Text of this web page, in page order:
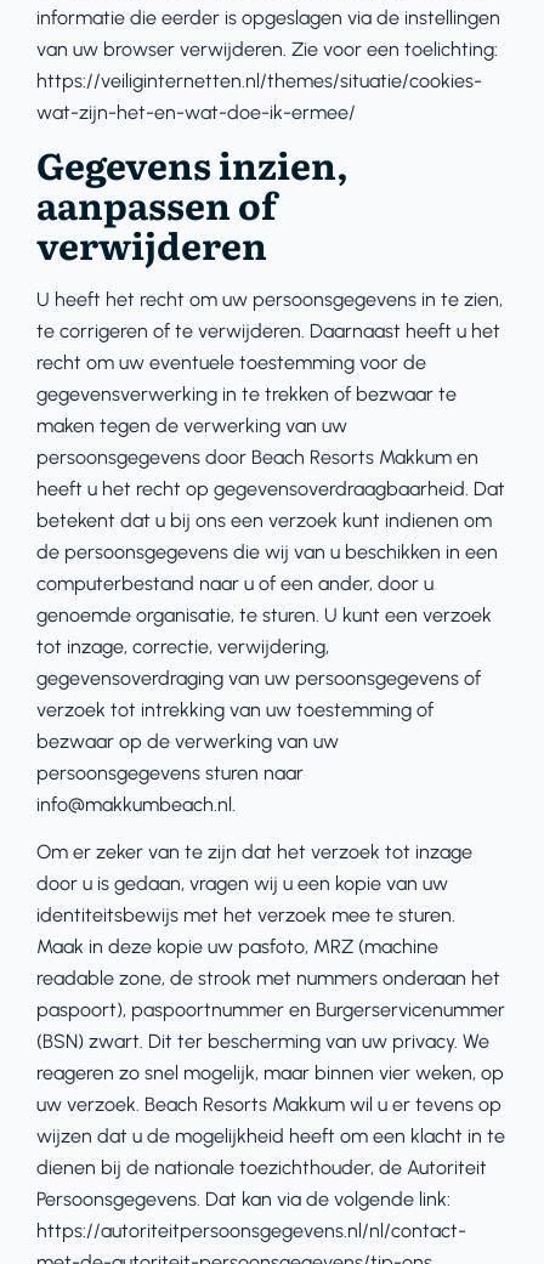
informatie die eerder is opgeslagen via de instellingen
van uw browser verwijderen. Zie voor een toelichting:
https://veiliginternetten.nl/themes/situatie/cookies-
wat-zijn-het-en-wat-doe-ik-ermee/
Gegevens inzien,
aanpassen of
verwijderen
U heeft het recht om uw persoonsgegevens in te zien,
te corrigeren of te verwijderen. Daarnaast heeft u het
recht om uw eventuele toestemming voor de
gegevensverwerking in te trekken of bezwaar te
maken tegen de verwerking van uw
persoonsgegevens door Beach Resorts Makkum en
heeft u het recht op gegevensoverdraagbaarheid. Dat
betekent dat u bij ons een verzoek kunt indienen om
de persoonsgegevens die wij van u beschikken in een
computerbestand naar u of een ander, door u
genoemde organisatie, te sturen. U kunt een verzoek
tot inzage, correctie, verwijdering,
gegevensoverdraging van uw persoonsgegevens of
verzoek tot intrekking van uw toestemming of
bezwaar op de verwerking van uw
persoonsgegevens sturen naar
info@makkumbeach.nl.
Om er zeker van te zijn dat het verzoek tot inzage
door u is gedaan, vragen wij u een kopie van uw
identiteitsbewijs met het verzoek mee te sturen.
Maak in deze kopie uw pasfoto, MRZ (machine
readable zone, de strook met nummers onderaan het
paspoort), paspoortnummer en Burgerservicenummer
(BSN) zwart. Dit ter bescherming van uw privacy. We
reageren zo snel mogelijk, maar binnen vier weken, op
uw verzoek. Beach Resorts Makkum wil u er tevens op
wijzen dat u de mogelijkheid heeft om een klacht in te
dienen bij de nationale toezichthouder, de Autoriteit
Persoonsgegevens. Dat kan via de volgende link:
https://autoriteitpersoonsgegevens.nl/nl/contact-